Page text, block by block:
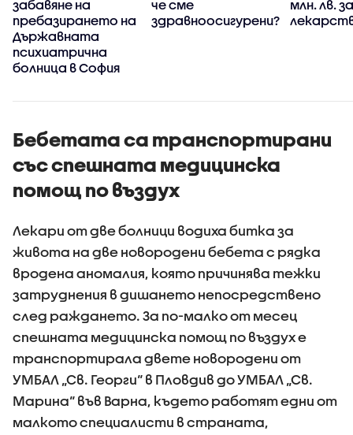
забавяне на
пребазирането на
Държавната
психиатрична
болница в София
че сме
здравноосигурени?
млн. лв. за
Бебетата са транспортирани
със спешната медицинска
помощ по въздух
Лекари от две болници водиха битка за
живота на две новородени бебета с рядка
вродена аномалия, която причинява тежки
затруднения в дишането непосредствено
след раждането. За по-малко от месец
спешната медицинска помощ по въздух е
транспортирала двете новородени от
УМБАЛ „Св. Георги“ в Пловдив до УМБАЛ „Св.
Марина“ във Варна, където работят едни от
малкото специалисти в страната,